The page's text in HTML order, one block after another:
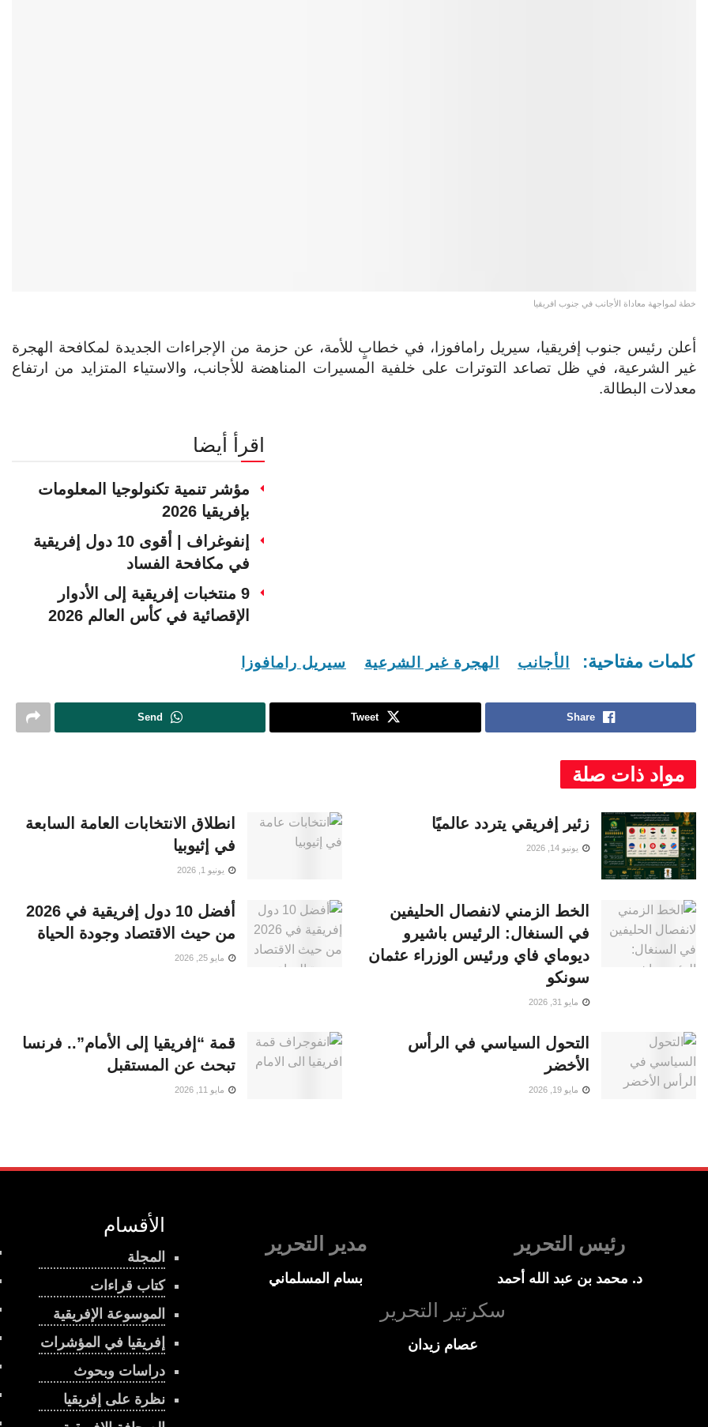
خطة لمواجهة معاداة الأجانب في جنوب افريقيا
أعلن رئيس جنوب إفريقيا، سيريل رامافوزا، في خطابٍ للأمة، عن حزمة من الإجراءات الجديدة لمكافحة الهجرة
غير الشرعية، في ظل تصاعد التوترات على خلفية المسيرات المناهضة للأجانب، والاستياء المتزايد من ارتفاع
معدلات البطالة.
اقرأ أيضا
مؤشر تنمية تكنولوجيا المعلومات
بإفريقيا 2026
إنفوغراف | أقوى 10 دول إفريقية
في مكافحة الفساد
9 منتخبات إفريقية إلى الأدوار
الإقصائية في كأس العالم 2026
كلمات مفتاحية: الأجانب الهجرة غير الشرعية سيريل رامافوزا
Share
Tweet
Send
مواد ذات صلة
زئير إفريقي يتردد عالميًا
يونيو 14, 2026
انطلاق الانتخابات العامة السابعة
في إثيوبيا
يونيو 1, 2026
الخط الزمني لانفصال الحليفين
في السنغال: الرئيس باشيرو
ديوماي فاي ورئيس الوزراء عثمان
سونكو
مايو 31, 2026
أفضل 10 دول إفريقية في 2026
من حيث الاقتصاد وجودة الحياة
مايو 25, 2026
التحول السياسي في الرأس
الأخضر
مايو 19, 2026
قمة “إفريقيا إلى الأمام”.. فرنسا
تبحث عن المستقبل
مايو 11, 2026
الأقسام
المجلة
كتاب قراءات
الموسوعة الإفريقية
إفريقيا في المؤشرات
دراسات وبحوث
نظرة على إفريقيا
رئيس التحرير
د. محمد بن عبد الله أحمد
مدير التحرير
بسام المسلماني
سكرتير التحرير
عصام زيدان